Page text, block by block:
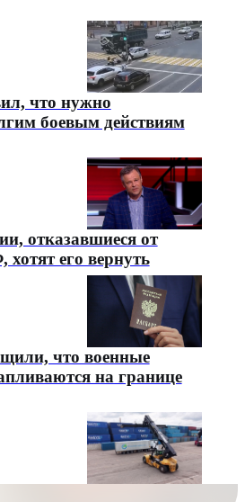
что нужно
боевым действиям
отказавшиеся от
его вернуть
что военные
на границе